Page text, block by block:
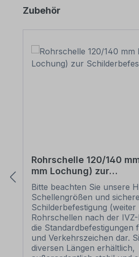
Produktgalerie überspringen
Zubehör
Rohrschelle 120/140
mm Lochung) zur
Schilderbefestigung
Bitte beachten Sie unsere
Schellengrößen und
Schilderbefestigung (weiter
Rohrschellen nach der
die Standardbefestigungen
und Verkehrszeichen dar.
diversen Längen erhältlich,